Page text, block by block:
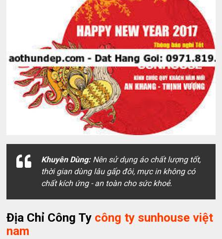
Khuyên Dùng: Nên sử dụng áo chất lượng tốt,
thời gian dùng lâu gấp đôi, mực in không có
chất kích ứng - an toàn cho sức khoẻ.
Địa Chỉ Công Ty công ty sunhouse việt
nam